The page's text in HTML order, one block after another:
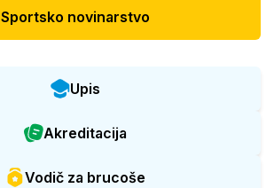
Sportsko novinarstvo
Upis
Akreditacija
Vodič za brucoše